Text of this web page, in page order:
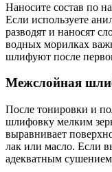
Наносите состав по
Если используете
разводят и наносят
водных морилках
шлифуют после
Межслойная
После тонировки и
шлифовку мелким
выравнивает
лак или масло. Если
адекватным